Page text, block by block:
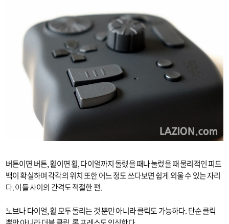
버튼이면 버튼, 휠이면 휠, 다이얼까지 돌렸을 때나 눌렀을 때 물리적인 피드
백이 확실하며 각각의 위치 또한 어느 정도 쓰다보면 쉽게 외울 수 있는 자리
다.이들 사이의 간격도 적절한 편.
노브나 다이얼, 휠 모두 돌리는 것 뿐만 아니라 클릭도 가능하다. 단순 클릭